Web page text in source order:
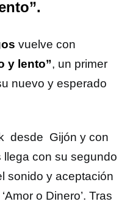
vuelve con
y lento”, un primer
nuevo y esperado
desde Gijón y con
con su segundo
sonido y aceptación
o Dinero’. Tras